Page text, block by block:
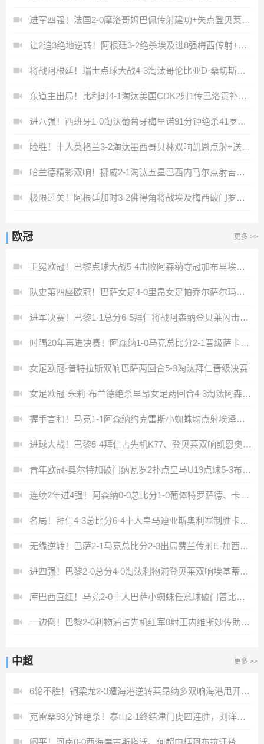
进军四强！法国2-0摩洛哥姆巴佩传射建功+失点登贝莱贴地斩
让2追3绝地逆转！阿根廷3-2绝杀埃及进8强梅西传射+失点恩佐绝杀
将战阿根廷！瑞士点球大战4-3淘汰哥伦比亚D·桑切斯、库乔失点
东道主出局！比利时4-1淘汰美国CDK2射1传巴洛贡补时被换下
进八强！西班牙1-0淘汰葡萄牙梅里诺91分钟绝杀41岁C罗最后一舞
险胜！十人英格兰3-2淘汰墨西哥贝林双响凯恩点射+送点宽萨直红
哈兰德精彩双响！挪威2-1淘汰五星巴西内马尔点射吉马良斯失点
极限过关！阿根廷加时3-2佛得角将战埃及梅西破门罗梅罗造乌龙
欧冠 更多 >>
卫冕欧冠！巴黎点球大战5-4击败阿森纳夺冠加布里埃尔、埃泽失点
队史第四座欧冠！巴萨女足4-0里昂女足帕乔尔萨尔玛均两射一传
进军决赛！巴黎1-1总分6-5拜仁将战阿森纳登贝莱闪击凯恩破门
时隔20年再进决赛！阿森纳1-0马竞总比分2-1晋级萨卡制胜
女足欧冠-普特拉斯双响巴萨两回合5-3淘汰拜仁晋级决赛
女足欧冠-朱莉·布兰德绝杀里昂女足两回合4-3淘汰阿森纳进决赛
握手言和！马竞1-1阿森纳约克雷斯小蜘蛛均点射埃泽点球被取消
进球大战！巴黎5-4拜仁占先机K77、登贝莱双响凯恩奥利塞建功
青年欧冠-奥尔特加破门纳瓦罗2扑点皇马U19点球5-3布鲁日夺冠
连续2年进4强！阿森纳0-0总比分1-0葡体特罗萨德、卡塔莫中柱
名局！拜仁4-3总比分6-4十人皇马迪亚斯奥利塞制胜卡马文加染红
无缘逆转！巴萨2-1马竞总比分2-3出局费兰传射E·加西亚直红
进四强！巴黎2-0总分4-0淘汰利物浦登贝莱双响埃基蒂克疑似重伤
库巴西直红！马竞2-0十人巴萨小蜘蛛任意球破门普比尔争议手接球
一边倒！巴黎2-0利物浦占先机红军0射正内维斯妙传助攻K77破门
中超 更多 >>
6轮不胜！铜梁龙2-3遭海港逆转莱昂纳多双响海港甩开降级区7分
克雷桑93分钟绝杀！泰山2-1终结津门虎四连胜，刘洋、哈达斯破门